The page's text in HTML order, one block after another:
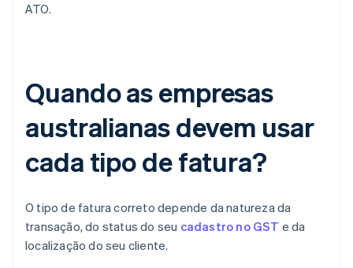
ATO.
Quando as empresas
australianas devem usar
cada tipo de fatura?
O tipo de fatura correto depende da natureza da
transação, do status do seu cadastro no GST e da
localização do seu cliente.